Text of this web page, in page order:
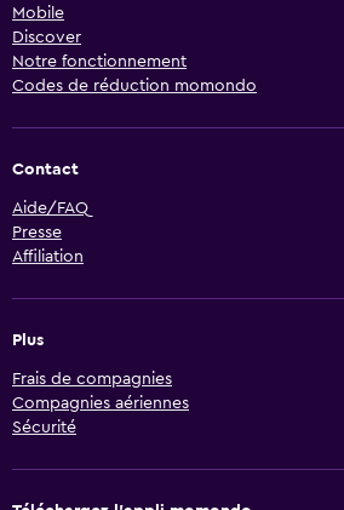
Mobile
Discover
Notre fonctionnement
Codes de réduction momondo
Contact
Aide/FAQ
Presse
Affiliation
Plus
Frais de compagnies
Compagnies aériennes
Sécurité